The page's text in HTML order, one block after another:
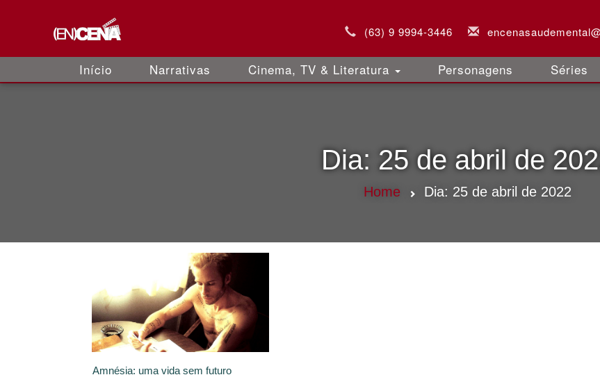
(63) 9 9994-3446
Início Narrativas Cinema, TV & Literatura Personagens Séries
Dia: 25 de abril de
Home Dia: 25 de abril de 2022
Amnésia: uma vida sem futuro